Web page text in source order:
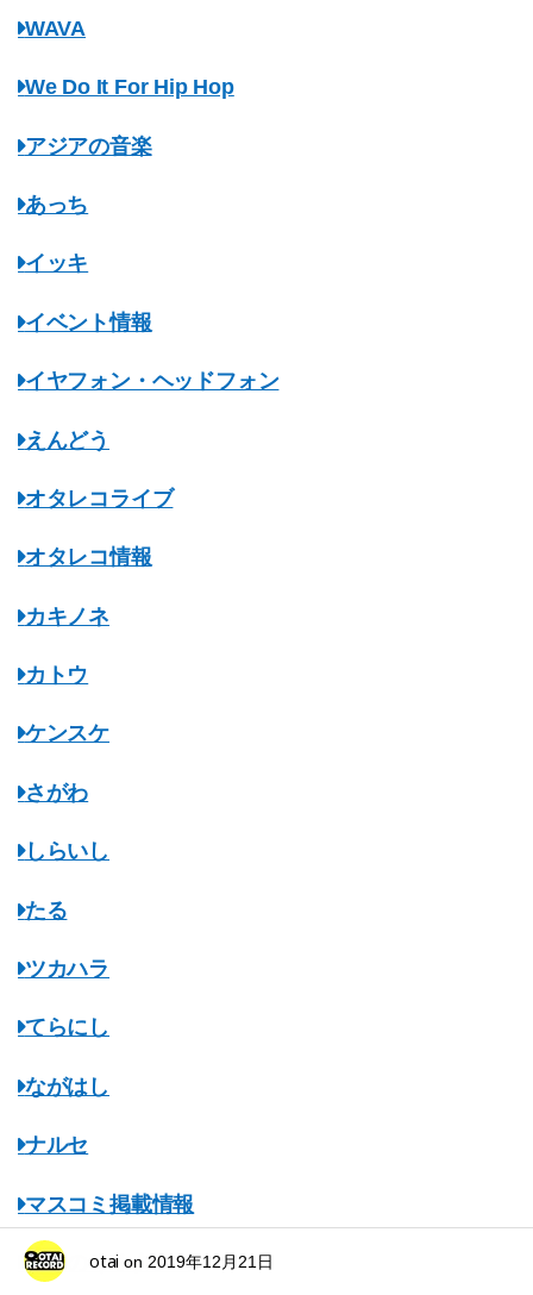
WAVA
We Do It For Hip Hop
アジアの音楽
あっち
イッキ
イベント情報
イヤフォン・ヘッドフォン
えんどう
オタレコライブ
オタレコ情報
カキノネ
カトウ
ケンスケ
さがわ
しらいし
たる
ツカハラ
てらにし
ながはし
ナルセ
マスコミ掲載情報
みちのくオタレコ
otai on 2019年12月21日